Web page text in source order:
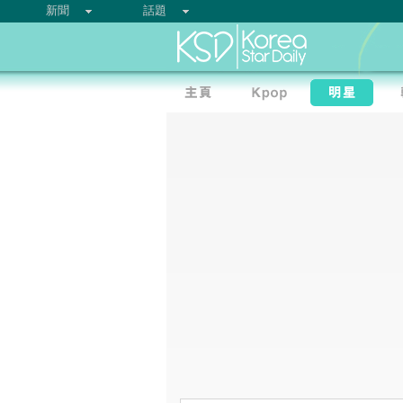
新聞 話題